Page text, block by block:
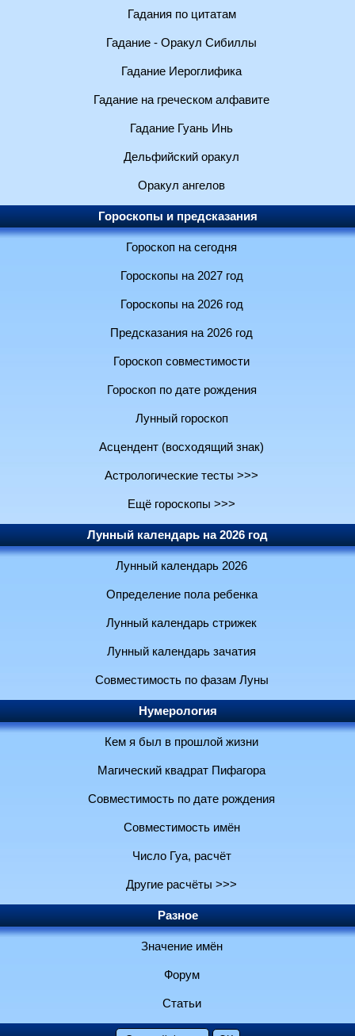
Гадания по цитатам
Гадание - Оракул Сибиллы
Гадание Иероглифика
Гадание на греческом алфавите
Гадание Гуань Инь
Дельфийский оракул
Оракул ангелов
Гороскопы и предсказания
Гороскоп на сегодня
Гороскопы на 2027 год
Гороскопы на 2026 год
Предсказания на 2026 год
Гороскоп совместимости
Гороскоп по дате рождения
Лунный гороскоп
Асцендент (восходящий знак)
Астрологические тесты >>>
Ещё гороскопы >>>
Лунный календарь на 2026 год
Лунный календарь 2026
Определение пола ребенка
Лунный календарь стрижек
Лунный календарь зачатия
Совместимость по фазам Луны
Нумерология
Кем я был в прошлой жизни
Магический квадрат Пифагора
Совместимость по дате рождения
Совместимость имён
Число Гуа, расчёт
Другие расчёты >>>
Разное
Значение имён
Форум
Статьи